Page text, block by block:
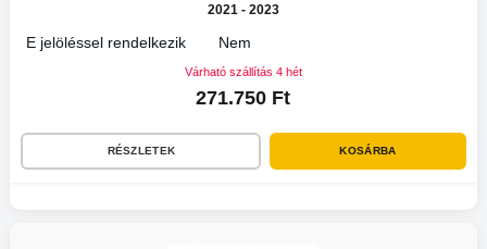
2021 - 2023
E jelöléssel rendelkezik Nem
Várható szállítás 4 hét
271.750 Ft
RÉSZLETEK KOSÁRBA